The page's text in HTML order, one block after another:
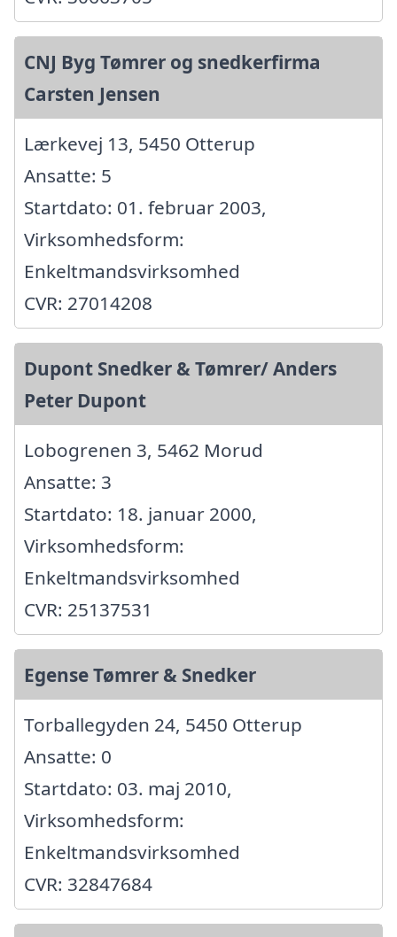
CNJ Byg Tømrer og snedkerfirma
Carsten Jensen
Lærkevej 13, 5450 Otterup
Ansatte: 5
Startdato: 01. februar 2003,
Virksomhedsform:
Enkeltmandsvirksomhed
CVR: 27014208
Dupont Snedker & Tømrer/ Anders
Peter Dupont
Lobogrenen 3, 5462 Morud
Ansatte: 3
Startdato: 18. januar 2000,
Virksomhedsform:
Enkeltmandsvirksomhed
CVR: 25137531
Egense Tømrer & Snedker
Torballegyden 24, 5450 Otterup
Ansatte: 0
Startdato: 03. maj 2010,
Virksomhedsform:
Enkeltmandsvirksomhed
CVR: 32847684